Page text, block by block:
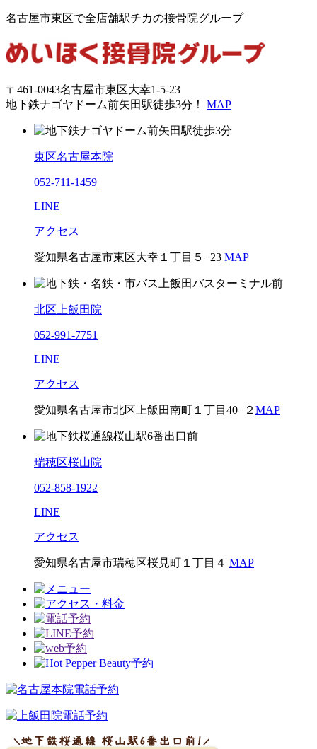
名古屋市東区で全店舗駅チカの接骨院グループ
〒461-0043名古屋市東区大幸1-5-23
地下鉄ナゴヤドーム前矢田駅徒歩3分！ MAP
東区名古屋本院
052-711-1459
LINE
アクセス
愛知県名古屋市東区大幸１丁目５−23 MAP
北区上飯田院
052-991-7751
LINE
アクセス
愛知県名古屋市北区上飯田南町１丁目40−２ MAP
瑞穂区桜山院
052-858-1922
LINE
アクセス
愛知県名古屋市瑞穂区桜見町１丁目４ MAP